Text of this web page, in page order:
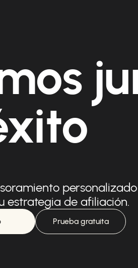
estrategia de afiliación.
Prueba gratuita